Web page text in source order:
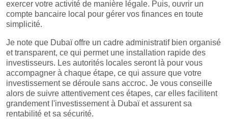
exercer votre activité de manière légale. Puis, ouvrir un
compte bancaire local pour gérer vos finances en toute
simplicité.
Je note que Dubaï offre un cadre administratif bien organisé
et transparent, ce qui permet une installation rapide des
investisseurs. Les autorités locales seront là pour vous
accompagner à chaque étape, ce qui assure que votre
investissement se déroule sans accroc. Je vous conseille
alors de suivre attentivement ces étapes, car elles facilitent
grandement l'investissement à Dubaï et assurent sa
rentabilité et sa sécurité.